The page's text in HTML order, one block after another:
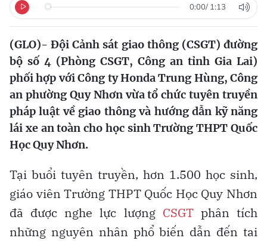
0:00/ 1:13
(GLO)- Đội Cảnh sát giao thông (CSGT) đường
bộ số 4 (Phòng CSGT, Công an tỉnh Gia Lai)
phối hợp với Công ty Honda Trung Hùng, Công
an phường Quy Nhơn vừa tổ chức tuyên truyền
pháp luật về giao thông và hướng dẫn kỹ năng
lái xe an toàn cho học sinh Trường THPT Quốc
Học Quy Nhơn.
Tại buổi tuyên truyền, hơn 1.500 học sinh,
giáo viên Trường THPT Quốc Học Quy Nhơn
đã được nghe lực lượng CSGTphân tích
những nguyên nhân phổ biến dẫn đến tai